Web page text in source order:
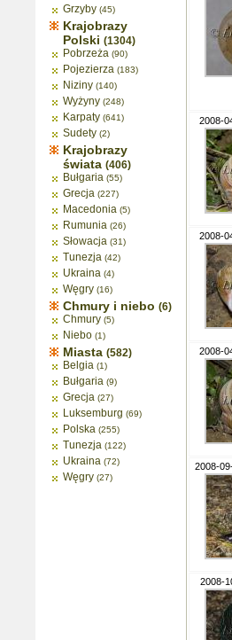
Grzyby (45)
Krajobrazy
Polski (1304)
Pobrzeża (90)
Pojezierza (183)
Niziny (140)
Wyżyny (248)
Karpaty (641)
Sudety (2)
Krajobrazy
świata (406)
Bułgaria (55)
Grecja (227)
Macedonia (5)
Rumunia (26)
Słowacja (31)
Tunezja (42)
Ukraina (4)
Węgry (16)
Chmury i niebo (6)
Chmury (5)
Niebo (1)
Miasta (582)
Belgia (1)
Bułgaria (9)
Grecja (27)
Luksemburg (69)
Polska (255)
Tunezja (122)
Ukraina (72)
Węgry (27)
2008-
2008-
2008-
2008-
2008-